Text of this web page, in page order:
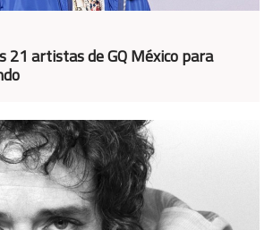
21 artistas de GQ México para